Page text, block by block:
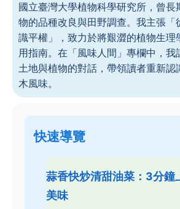
國立臺灣大學植物科學研究所，曾長
物的品種改良與田野調查。我主張「
識平權」，致力於將艱澀的植物生理
用指南。在「風味人間」專欄中，我
土地與植物的對話，帶領讀者重新認
木風味。
快速導覽
蒜香快炒清甜油菜：3分鐘
美味